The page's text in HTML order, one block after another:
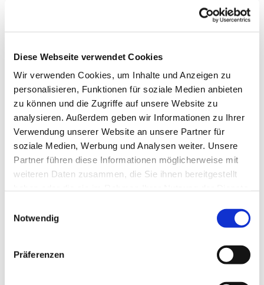
Diese Webseite verwendet Cookies
Wir verwenden Cookies, um Inhalte und Anzeigen zu
personalisieren, Funktionen für soziale Medien anbieten
zu können und die Zugriffe auf unsere Website zu
analysieren. Außerdem geben wir Informationen zu Ihrer
Verwendung unserer Website an unsere Partner für
soziale Medien, Werbung und Analysen weiter. Unsere
Partner führen diese Informationen möglicherweise mit
weiteren Daten zusammen, die Sie ihnen bereitgestellt
Notwendig
Präferenzen
© Foto: epd-bild / Stephan Wallocha
Musikalischer Gottesdienst zum Sonntag
Kantate
Am Sonntag Kantate (18. Mai) erklingen in der
Marienkirche Wriezen wunderschöne Gesänge aus
der Messe für Europa, u.a. Kyrie und Gloria. Unter der
Leitung von Kirchenmusikerin Christiane Moritz wird
der Kirchenchor den Raum mit seinem Klang füllen.
Kantate, singt dem Herrn ein neues Lied - das ist das
Thema dieses Sonntags, zu dem die
Denn Singen macht Freude und schenkt Kraft. Wir